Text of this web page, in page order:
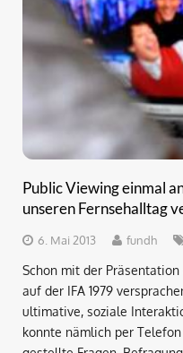
Public Viewing einmal
unseren Fernsehalltag
6. Mai 2013 fundh
Schon mit der Präsentation
auf der IFA 1979
ultimative, soziale
konnte nämlich per